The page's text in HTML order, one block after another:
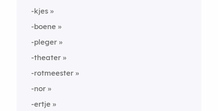
-kjes
-boene
-pleger
-theater
-rotmeester
-nor
-ertje